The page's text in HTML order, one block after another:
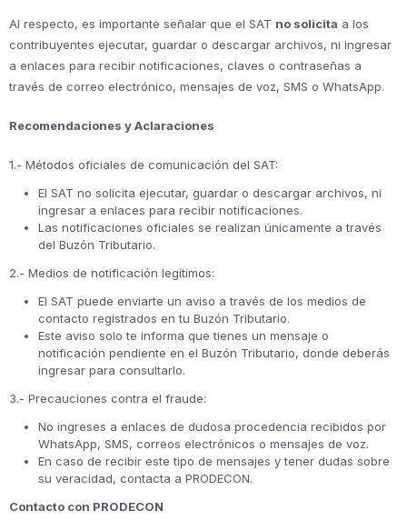
Al respecto, es importante señalar que el SAT no solicita a los
contribuyentes ejecutar, guardar o descargar archivos, ni ingresar
a enlaces para recibir notificaciones, claves o contraseñas a
través de correo electrónico, mensajes de voz, SMS o WhatsApp.
Recomendaciones y Aclaraciones
1.- Métodos oficiales de comunicación del SAT:
El SAT no solicita ejecutar, guardar o descargar archivos, ni
ingresar a enlaces para recibir notificaciones.
Las notificaciones oficiales se realizan únicamente a través
del Buzón Tributario.
2.- Medios de notificación legítimos:
El SAT puede enviarte un aviso a través de los medios de
contacto registrados en tu Buzón Tributario.
Este aviso solo te informa que tienes un mensaje o
notificación pendiente en el Buzón Tributario, donde deberás
ingresar para consultarlo.
3.- Precauciones contra el fraude:
No ingreses a enlaces de dudosa procedencia recibidos por
WhatsApp, SMS, correos electrónicos o mensajes de voz.
En caso de recibir este tipo de mensajes y tener dudas sobre
su veracidad, contacta a PRODECON.
Contacto con PRODECON